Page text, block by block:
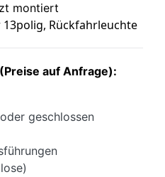
montiert
13polig, Rückfahrleuchte
auf Anfrage):
geschlossen